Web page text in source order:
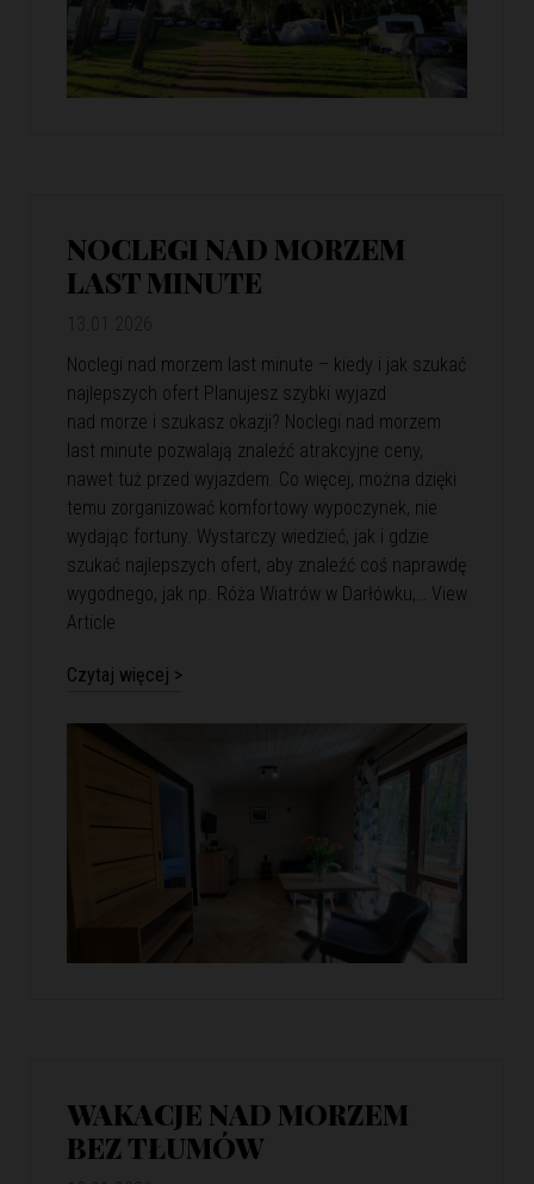
NOCLEGI NAD MORZEM
LAST MINUTE
Noclegi nad morzem last minute – kiedy i jak szukać
najlepszych ofert Planujesz szybki wyjazd
nad morze i szukasz okazji? Noclegi nad morzem
last minute pozwalają znaleźć atrakcyjne ceny,
nawet tuż przed wyjazdem. Co więcej, można dzięki
temu zorganizować komfortowy wypoczynek, nie
wydając fortuny. Wystarczy wiedzieć, jak i gdzie
szukać najlepszych ofert, aby znaleźć coś naprawdę
wygodnego, jak np. Róża Wiatrów w Darłówku,… View
Article
Czytaj więcej >
WAKACJE NAD MORZEM
BEZ TŁUMÓW